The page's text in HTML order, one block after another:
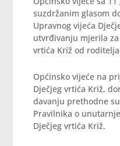
suzdržanim glasom
Upravnog vijeća
utvrđivanju mjerila
vrtića Križ od
Općinsko vijeće na
Dječjeg vrtića Križ,
davanju prethodne
Pravilnika o
Dječjeg vrtića Križ.